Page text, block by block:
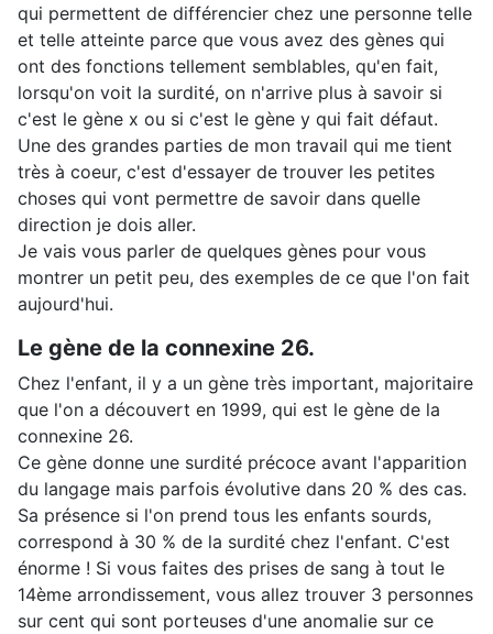
qui permettent de différencier chez une personne telle
et telle atteinte parce que vous avez des gènes qui
ont des fonctions tellement semblables, qu'en fait,
lorsqu'on voit la surdité, on n'arrive plus à savoir si
c'est le gène x ou si c'est le gène y qui fait défaut.
Une des grandes parties de mon travail qui me tient
très à coeur, c'est d'essayer de trouver les petites
choses qui vont permettre de savoir dans quelle
direction je dois aller.
Je vais vous parler de quelques gènes pour vous
montrer un petit peu, des exemples de ce que l'on fait
aujourd'hui.
Le gène de la connexine 26.
Chez l'enfant, il y a un gène très important, majoritaire
que l'on a découvert en 1999, qui est le gène de la
connexine 26.
Ce gène donne une surdité précoce avant l'apparition
du langage mais parfois évolutive dans 20 % des cas.
Sa présence si l'on prend tous les enfants sourds,
correspond à 30 % de la surdité chez l'enfant. C'est
énorme ! Si vous faites des prises de sang à tout le
14ème arrondissement, vous allez trouver 3 personnes
sur cent qui sont porteuses d'une anomalie sur ce